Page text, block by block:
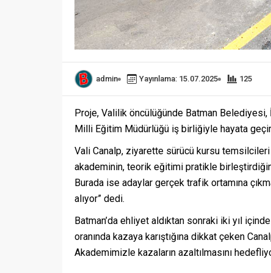
admin Yayınlama: 15.07.2025 125
Proje, Valilik öncülüğünde Batman
Milli Eğitim Müdürlüğü iş birliğiyle hayata
Vali Canalp, ziyarette sürücü kursu
akademinin, teorik eğitimi pratikle
Burada ise adaylar gerçek trafik ortamına
alıyor” dedi.
Batman’da ehliyet aldıktan sonraki iki yıl
oranında kazaya karıştığına dikkat çeken
Akademimizle kazaların azaltılmasını